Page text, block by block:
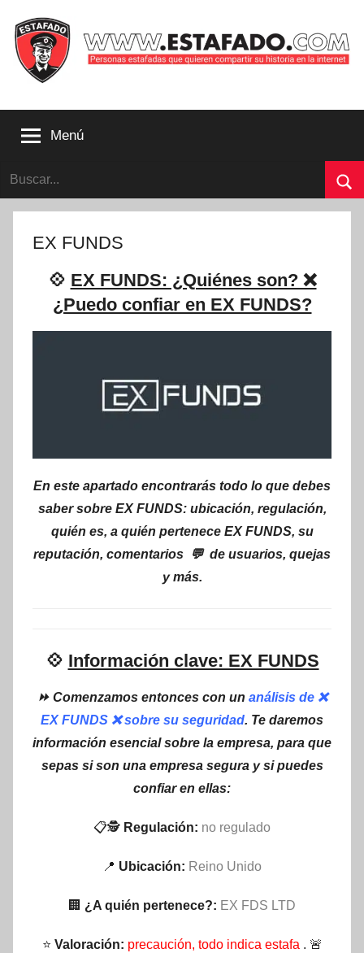
contenido
que
compartir
su
internet
Estafado.com
Menú
Buscar:
EX FUNDS
💠 EX FUNDS: ¿Quiénes son? ❌
¿Puedo confiar en EX FUNDS?
En este apartado encontrarás todo lo que debes
saber sobre EX FUNDS: ubicación, regulación,
quién es, a quién pertenece EX FUNDS, su
reputación, comentarios 💬 de usuarios, quejas
y más.
💠 Información clave: EX FUNDS
⏩ Comenzamos entonces con un análisis de ❌
EX FUNDS ❌ sobre su seguridad. Te daremos
información esencial sobre la empresa, para que
sepas si son una empresa segura y si puedes
confiar en ellas:
📋🕵 Regulación: no regulado
📍 Ubicación: Reino Unido
🏢 ¿A quién pertenece?: EX FDS LTD
⭐ Valoración: precaución, todo indica estafa . 🚨